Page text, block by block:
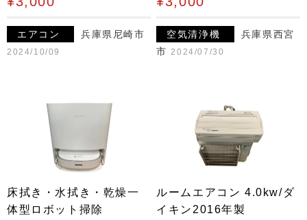
エアコン 兵庫県尼崎市
2024/10/09
空気清浄機
兵庫県西宮
市 2024/07/30
床拭き・水拭き・乾燥一
体型ロボット掃除
ルームエアコン 4.0kw/ダ
イキン2016年製